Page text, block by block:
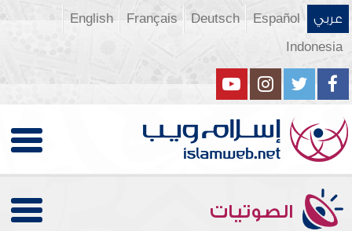
عربي Español
Deutsch
Français
English
Indonesia
الصوتيات